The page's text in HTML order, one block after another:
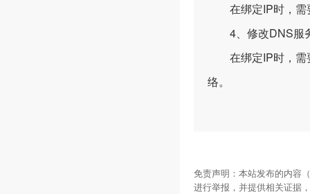
在绑定IP时，需
4、修改DNS服
在绑定IP时，需
络。
免责声明：本站发布的内容
进行举报，并提供相关证据